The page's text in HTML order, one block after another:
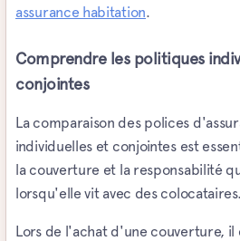
assurance habitation.
Comprendre les politiques
conjointes
La comparaison des polices
individuelles et conjointes est
la couverture et la responsabilité
lorsqu'elle vit avec des colocataires.
Lors de l'achat d'une couverture,